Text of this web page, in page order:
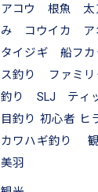
アコウ 根魚
み コウイカ ア
タイジギ 船フ
ス釣り ファミ
釣り SLJ ティ
目釣り 初心者
カワハギ釣り
美羽